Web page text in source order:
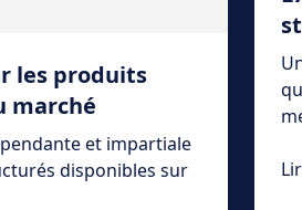
les produits
marché
et impartiale
disponibles sur